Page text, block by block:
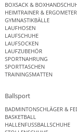
BOXSACK &
HEIMTRAINER & ERGOMETER
GYMNASTIKBÄLLE
LAUFHOSEN
LAUFSCHUHE
LAUFSOCKEN
LAUFZUBEHÖR
SPORTNAHRUNG
SPORTTASCHEN
TRAININGSMATTEN
Ballsport
BADMINTONSCHLÄGER &
BASKETBALL
HALLENFUSSBALLSCHUHE